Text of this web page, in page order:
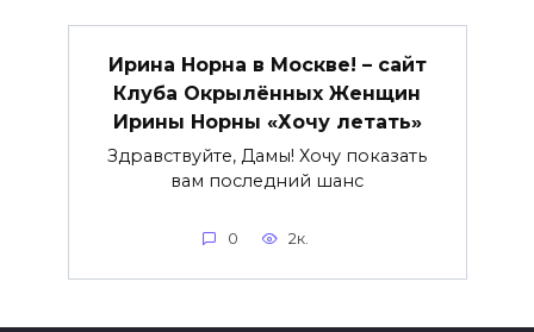
Ирина Норна в Москве! – сайт
Клуба Окрылённых Женщин
Ирины Норны «Хочу летать»
Здравствуйте, Дамы! Хочу показать
вам последний шанс
0 2к.